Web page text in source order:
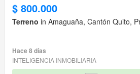
$ 800.000
Terreno in Amaguaña, Cantón Quito,
Hace 8 días
INTELIGENCIA INMOBILIARIA